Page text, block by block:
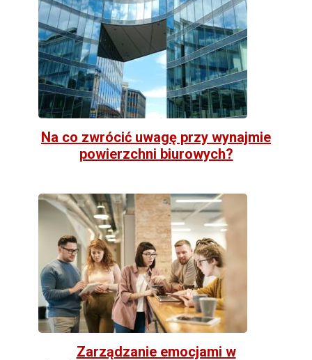
Na co zwrócić uwagę przy wynajmie
powierzchni biurowych?
Zarządzanie emocjami w